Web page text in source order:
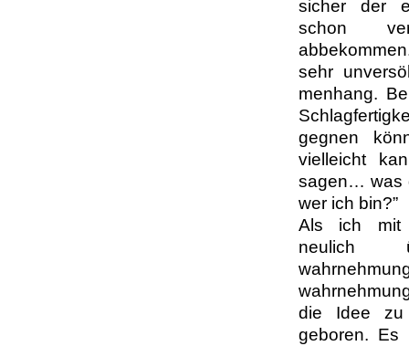
sich­er der
schon
sehr
men­hang.
geg­nen
vielle­icht
sagen… was
wer ich bin?”
Als ich mit
neulich
die Idee zu
geboren. Es